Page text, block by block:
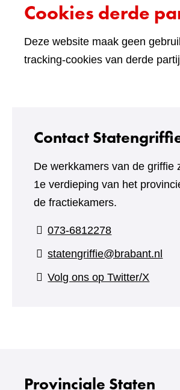
Cookies derde
Deze website maak geen
tracking-cookies van derde
Contact
De werkkamers van de griffie
1e verdieping van het
de fractiekamers.
073-6812278
statengriffie@brabant.nl
Volg ons op Twitter/X
Provinciale Staten